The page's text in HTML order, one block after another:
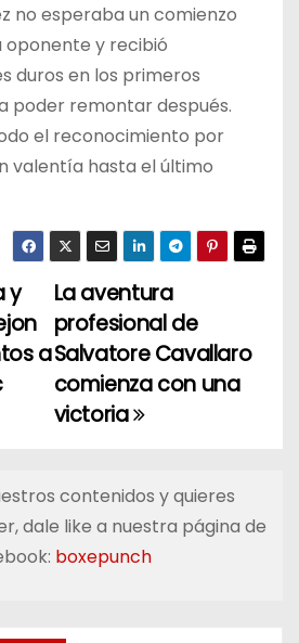
no esperaba un comienzo
oponente y recibió
duros en los primeros
poder remontar después.
el reconocimiento por
valentía hasta el último
La aventura
profesional de
Salvatore Cavallaro
comienza con una
victoria
y
a
contenidos y quieres
dale like a nuestra página de
boxepunch